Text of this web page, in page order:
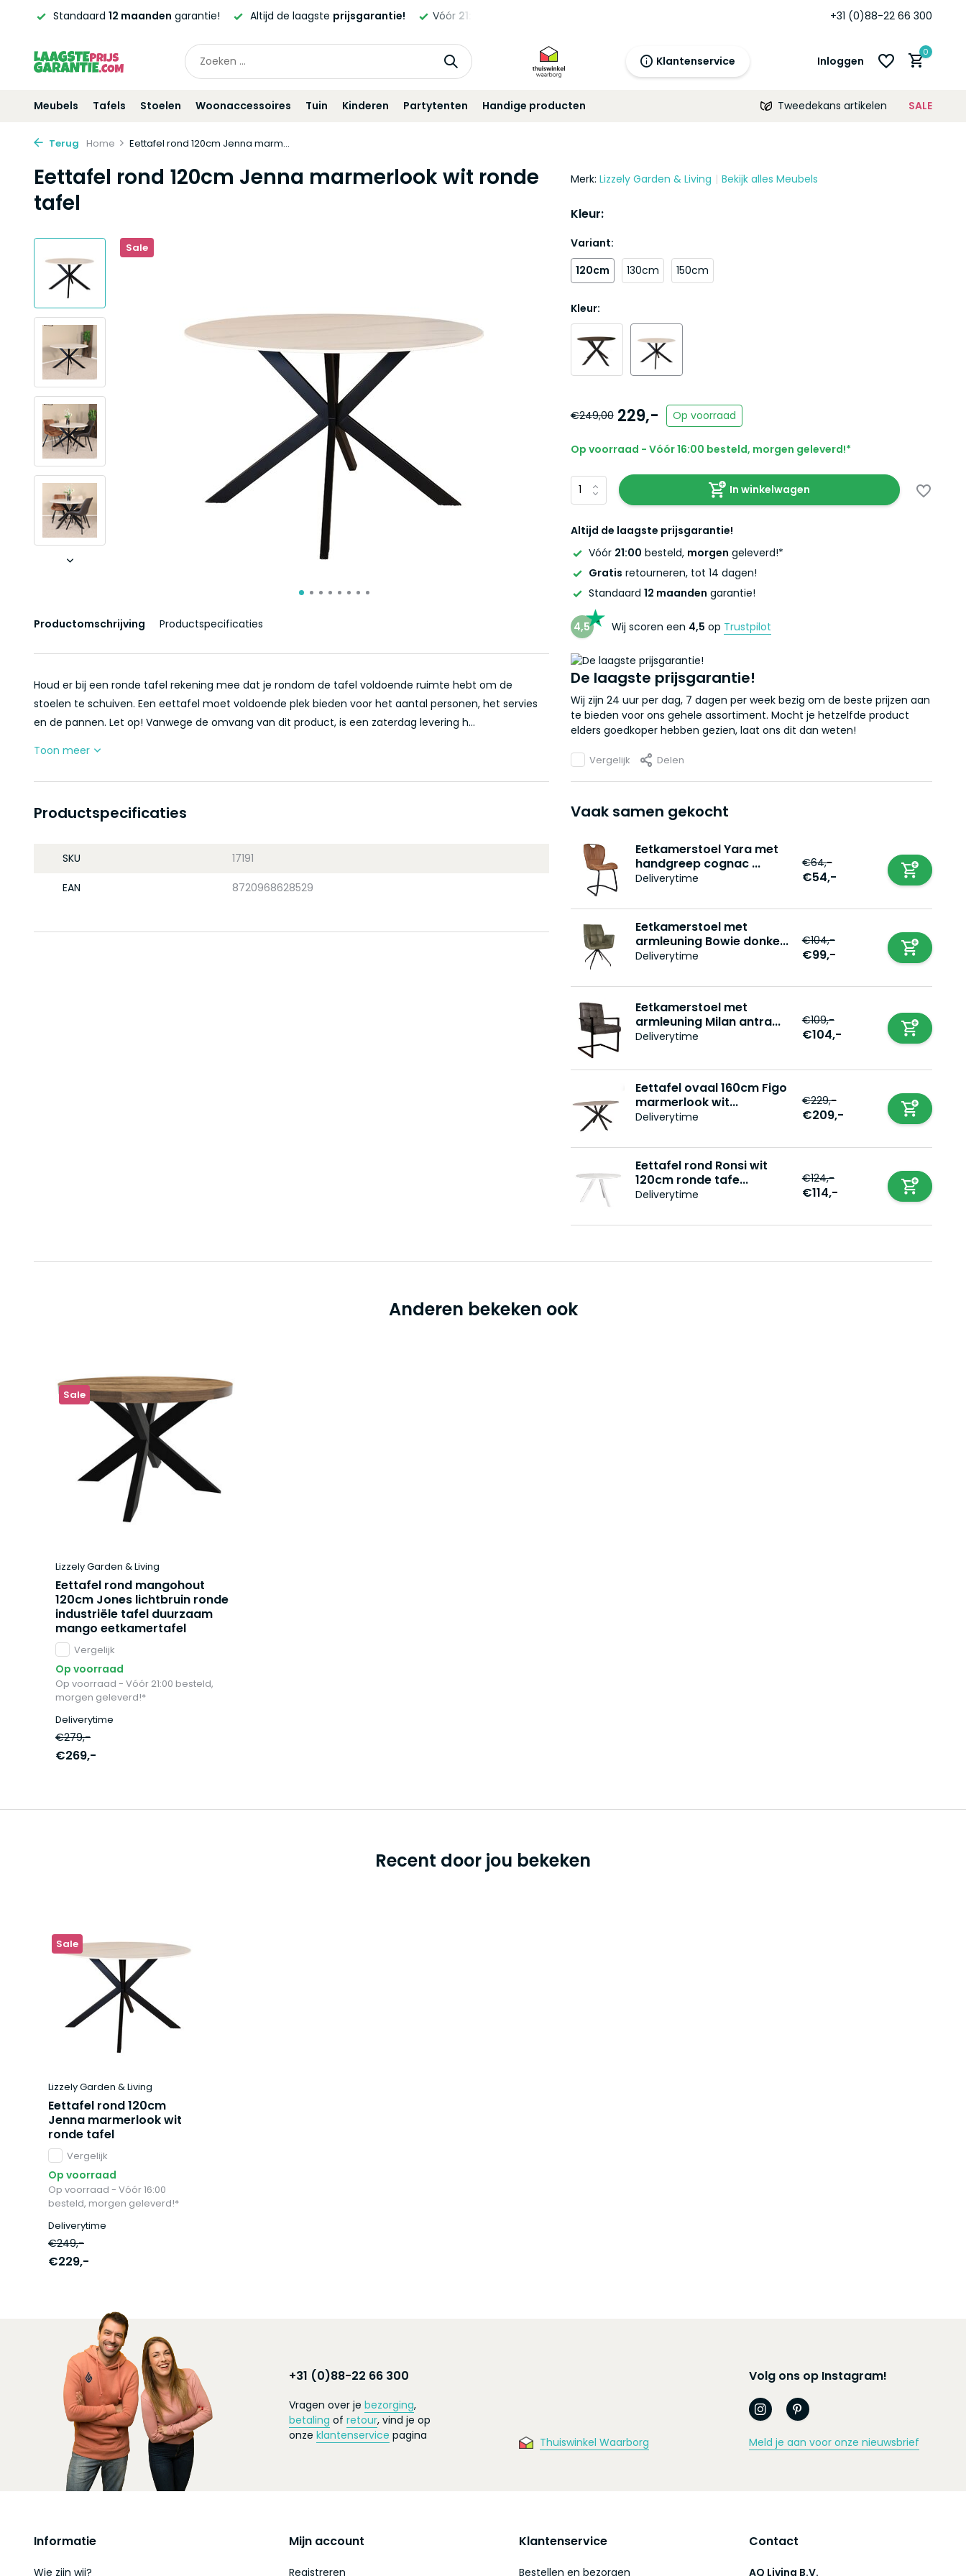
garantie! Altijd de laagsteprijsgarantie! Vóór21:00besteld,morgengeleverd!* +31 (0)88-22 66 300
Klantenservice Inloggen
morgen
0
Meubels Tafels Stoelen Woonaccessoires Tuin Kinderen Partytenten Handige producten Tweedekans artikelen SALE
Terug Home Eettafel rond 120cm Jenna marm...
Eettafel rond 120cm Jenna marmerlook wit ronde
tafel
Sale
Productomschrijving Productspecificaties
Houd er bij een ronde tafel rekening mee dat je rondom de tafel voldoende ruimte hebt om de
stoelen te schuiven. Een eettafel moet voldoende plek bieden voor het aantal personen, het servies
en de pannen. Let op! Vanwege de omvang van dit product, is een zaterdag levering h...
Toon meer
Productspecificaties
SKU 17191
EAN 8720968628529
Merk: Lizzely Garden & Living Bekijk alles Meubels
Kleur:
Variant:
120cm
130cm 150cm
Kleur:
€249,00 229,- Op voorraad
Op voorraad - Vóór 16:00 besteld, morgen geleverd!*
In winkelwagen
Altijd de laagste prijsgarantie!
Vóór 21:00 besteld, morgen geleverd!*
Gratis retourneren, tot 14 dagen!
Standaard 12 maanden garantie!
4,5 Wij scoren een 4,5 op Trustpilot
De laagste prijsgarantie!
Wij zijn 24 uur per dag, 7 dagen per week bezig om de beste prijzen aan
te bieden voor ons gehele assortiment. Mocht je hetzelfde product
elders goedkoper hebben gezien, laat ons dit dan weten!
Vergelijk Delen
Vaak samen gekocht
Eetkamerstoel Yara met
handgreep cognac ...
Deliverytime
€64,-
€54,-
Eetkamerstoel met
armleuning Bowie donke...
Deliverytime
€104,-
€99,-
Eetkamerstoel met
armleuning Milan antra...
Deliverytime
€109,-
€104,-
Eettafel ovaal 160cm Figo
marmerlook wit...
Deliverytime
€229,-
€209,-
Eettafel rond Ronsi wit
120cm ronde tafe...
Deliverytime
€124,-
€114,-
Anderen bekeken ook
Sale
Lizzely Garden & Living
Eettafel rond mangohout
120cm Jones lichtbruin ronde
industriële tafel duurzaam
mango eetkamertafel
Vergelijk
Op voorraad
Op voorraad - Vóór 21:00 besteld,
morgen geleverd!*
Deliverytime
€279,-
€269,-
Recent door jou bekeken
Sale
Lizzely Garden & Living
Eettafel rond 120cm
Jenna marmerlook wit
ronde tafel
Vergelijk
Op voorraad
Op voorraad - Vóór 16:00
besteld, morgen geleverd!*
Deliverytime
€249,-
€229,-
+31 (0)88-22 66 300
Vragen over je bezorging,
betaling of retour, vind je op
onze klantenservice pagina Thuiswinkel Waarborg
Volg ons op Instagram!
Meld je aan voor onze nieuwsbrief
Informatie
Wie zijn wij?
Mijn account
Registreren
Klantenservice
Bestellen en bezorgen
Contact
AQ Living B.V.